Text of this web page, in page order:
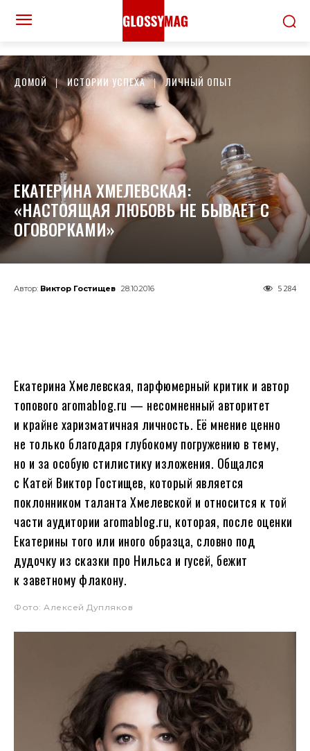
ДОМОЙ ИСТОРИИ УСПЕХА ЛИЧНЫЙ ОПЫТ
ЕКАТЕРИНА ХМЕЛЕВСКАЯ:
«НАСТОЯЩАЯ ЛЮБОВЬ НЕ БЫВАЕТ С
ОГОВОРКАМИ»
Автор: Виктор Гостищев 28.10.2016 5 284
Екатерина Хмелевская, парфюмерный критик и автор
топового aromablog.ru — несомненный авторитет
и крайне харизматичная личность. Её мнение ценно
не только благодаря глубокому погружению в тему,
но и за особую стилистику изложения. Общался
с Катей Виктор Гостищев, который является
поклонником таланта Хмелевской и относится к той
части аудитории aromablog.ru, которая, после оценки
Екатерины того или иного образца, словно под
дудочку из сказки про Нильса и гусей, бежит
к заветному флакону.
Фото: Алексей Дупляков